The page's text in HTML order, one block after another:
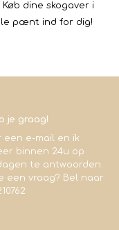
dine skogaver i
pænt ind for dig!
je graag!
een e-mail en ik
binnen 24u op
te antwoorden.
een vraag? Bel naar